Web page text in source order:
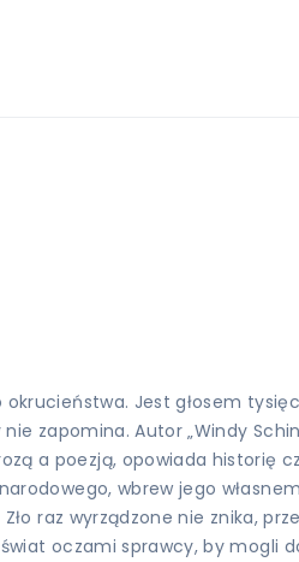
Jest głosem
zapomina. Autor „Windy
a poezją, opowiada historię
wbrew jego
raz wyrządzone nie znika,
oczami sprawcy, by mogli